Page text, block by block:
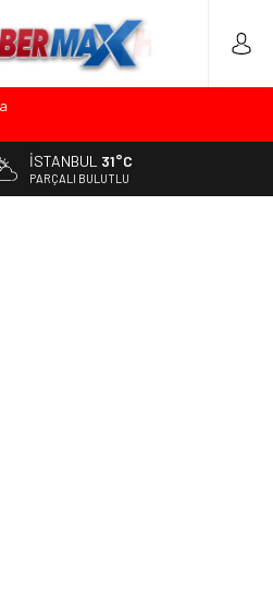
Çekmeköy’de Gençlik
Üsküdar Başkan Vekili Seçimine
Yok Sayma Çabası”
İSTANBUL 31°C
PARÇALI BULUTLU